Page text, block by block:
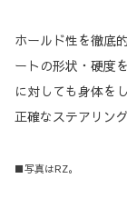
ホールド性を徹底
ートの形状・硬度
に対しても身体を
正確なステアリン
■写真はRZ。